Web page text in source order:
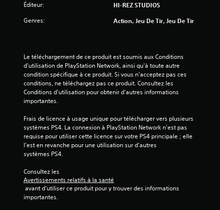
Éditeur: HI-REZ STUDIOS
Genres: Action, Jeu De Tir, Jeu De Tir
Le téléchargement de ce produit est soumis aux Conditions
d'utilisation de PlayStation Network, ainsi qu'à toute autre
condition spécifique à ce produit. Si vous n'acceptez pas ces
conditions, ne téléchargez pas ce produit. Consultez les
Conditions d'utilisation pour obtenir d'autres informations
importantes.
Frais de licence à usage unique pour télécharger vers plusieurs
systèmes PS4. La connexion à PlayStation Network n'est pas
requise pour utiliser cette licence sur votre PS4 principale ; elle
l'est en revanche pour une utilisation sur d'autres
systèmes PS4.
Consultez les
Avertissements relatifs à la santé
importantes.